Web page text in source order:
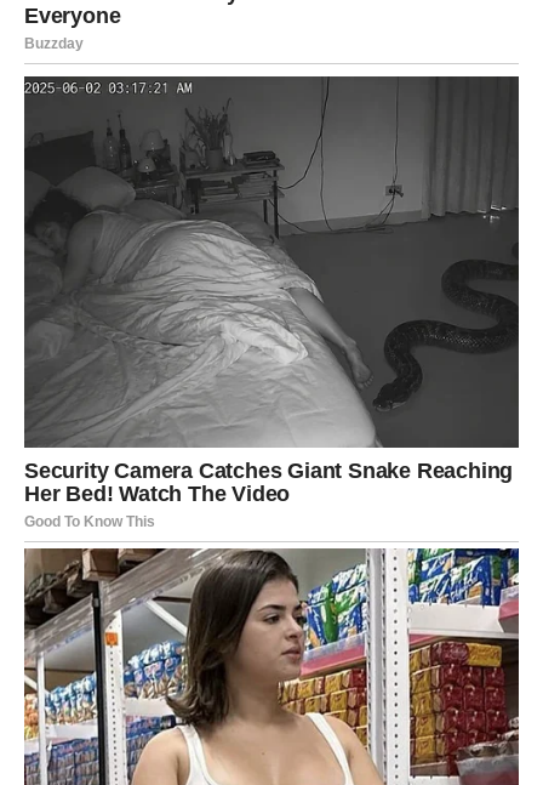
ANĐEO BROJ 2
Ako si izabrao/la drugog anđela, ti treba da se čuvaš
brzih odluka, naglih riječi i postupaka donesenih pod
pritiskom emocija.
Pred tobom je period u kojem bi neke situacije mogle da
te izbace iz ravnoteže. Možda ćeš osjetiti da više nemaš
strpljenja za čekanje, da želiš odmah riješiti ono što te
dugo muči ili da moraš presjeći nešto što već dugo stoji
između tvog mira i nečije neodlučnosti. Ipak, anđeo broj 2
te upozorava da ne žuriš.